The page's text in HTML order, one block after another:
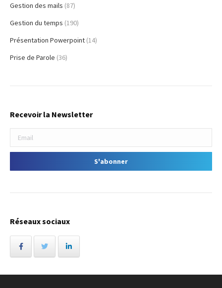
Gestion des mails (87)
Gestion du temps (190)
Présentation Powerpoint (14)
Prise de Parole (36)
Recevoir la Newsletter
Réseaux sociaux